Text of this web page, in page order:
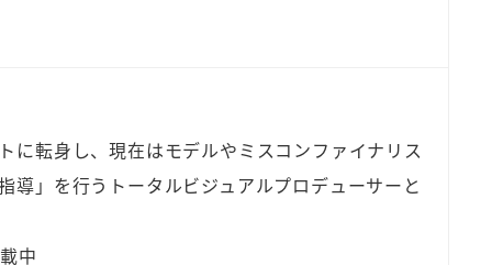
に転身し、現在はモデルやミスコンファイナリス
導」を行うトータルビジュアルプロデューサーと
中